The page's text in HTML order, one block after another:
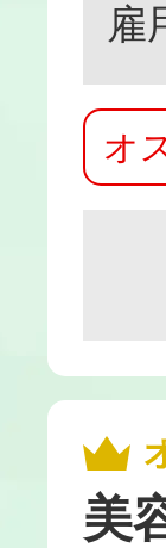
雇
オ
美